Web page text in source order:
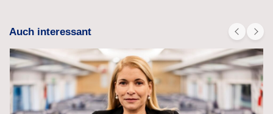
Auch interessant